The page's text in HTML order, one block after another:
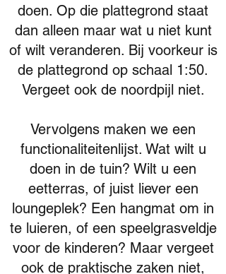
doen. Op die plattegrond staat
dan alleen maar wat u niet kunt
of wilt veranderen. Bij voorkeur is
de plattegrond op schaal 1:50.
Vergeet ook de noordpijl niet.
Vervolgens maken we een
functionaliteitenlijst. Wat wilt u
doen in de tuin? Wilt u een
eetterras, of juist liever een
loungeplek? Een hangmat om in
te luieren, of een speelgrasveldje
voor de kinderen? Maar vergeet
ook de praktische zaken niet,